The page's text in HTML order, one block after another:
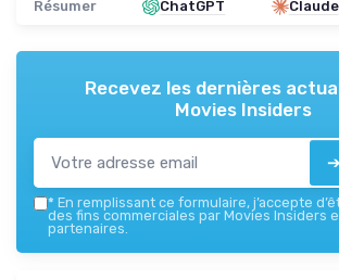
Résumer ChatGPT Claude
Recevez les dernières
Movies Insiders
* En remplissant ce formulaire, j’accepte
des fins commerciales par Movies Insiders
partenaires.